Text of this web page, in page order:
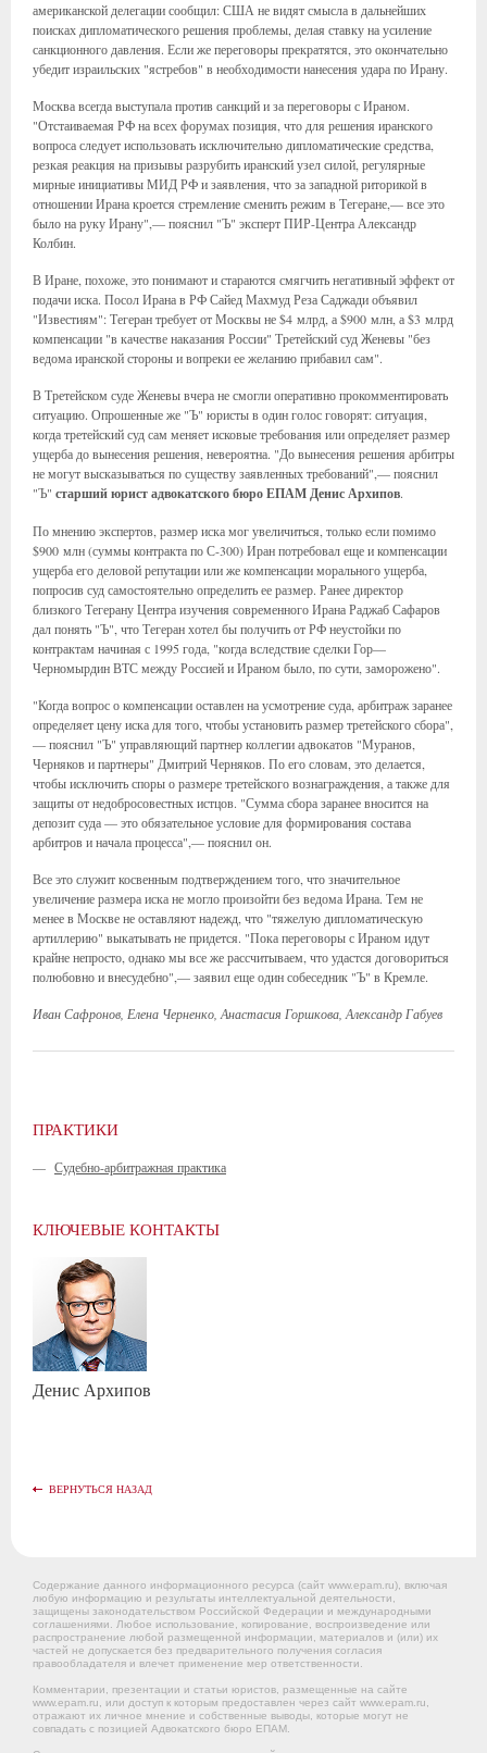
американской делегации сообщил: США не видят смысла в дальнейших
поисках дипломатического решения проблемы, делая ставку на усиление
санкционного давления. Если же переговоры прекратятся, это окончательно
убедит израильских "ястребов" в необходимости нанесения удара по Ирану.
Москва всегда выступала против санкций и за переговоры с Ираном.
"Отстаиваемая РФ на всех форумах позиция, что для решения иранского
вопроса следует использовать исключительно дипломатические средства,
резкая реакция на призывы разрубить иранский узел силой, регулярные
мирные инициативы МИД РФ и заявления, что за западной риторикой в
отношении Ирана кроется стремление сменить режим в Тегеране,— все это
было на руку Ирану",— пояснил "Ъ" эксперт ПИР-Центра Александр
Колбин.
В Иране, похоже, это понимают и стараются смягчить негативный эффект от
подачи иска. Посол Ирана в РФ Сайед Махмуд Реза Саджади объявил
"Известиям": Тегеран требует от Москвы не $4 млрд, а $900 млн, а $3 млрд
компенсации "в качестве наказания России" Третейский суд Женевы "без
ведома иранской стороны и вопреки ее желанию прибавил сам".
В Третейском суде Женевы вчера не смогли оперативно прокомментировать
ситуацию. Опрошенные же "Ъ" юристы в один голос говорят: ситуация,
когда третейский суд сам меняет исковые требования или определяет размер
ущерба до вынесения решения, невероятна. "До вынесения решения арбитры
не могут высказываться по существу заявленных требований",— пояснил
"Ъ" старший юрист адвокатского бюро ЕПАМ Денис Архипов.
По мнению экспертов, размер иска мог увеличиться, только если помимо
$900 млн (суммы контракта по С-300) Иран потребовал еще и компенсации
ущерба его деловой репутации или же компенсации морального ущерба,
попросив суд самостоятельно определить ее размер. Ранее директор
близкого Тегерану Центра изучения современного Ирана Раджаб Сафаров
дал понять "Ъ", что Тегеран хотел бы получить от РФ неустойки по
контрактам начиная с 1995 года, "когда вследствие сделки Гор—
Черномырдин ВТС между Россией и Ираном было, по сути, заморожено".
"Когда вопрос о компенсации оставлен на усмотрение суда, арбитраж заранее
определяет цену иска для того, чтобы установить размер третейского сбора",
— пояснил "Ъ" управляющий партнер коллегии адвокатов "Муранов,
Черняков и партнеры" Дмитрий Черняков. По его словам, это делается,
чтобы исключить споры о размере третейского вознаграждения, а также для
защиты от недобросовестных истцов. "Сумма сбора заранее вносится на
депозит суда — это обязательное условие для формирования состава
арбитров и начала процесса",— пояснил он.
Все это служит косвенным подтверждением того, что значительное
увеличение размера иска не могло произойти без ведома Ирана. Тем не
менее в Москве не оставляют надежд, что "тяжелую дипломатическую
артиллерию" выкатывать не придется. "Пока переговоры с Ираном идут
крайне непросто, однако мы все же рассчитываем, что удастся договориться
полюбовно и внесудебно",— заявил еще один собеседник "Ъ" в Кремле.
Иван Сафронов, Елена Черненко, Анастасия Горшкова, Александр Габуев
ПРАКТИКИ
— Судебно-арбитражная практика
КЛЮЧЕВЫЕ КОНТАКТЫ
Денис Архипов
ВЕРНУТЬСЯ НАЗАД
Содержание данного информационного ресурса (сайт www.epam.ru), включая
любую информацию и результаты интеллектуальной деятельности,
защищены законодательством Российской Федерации и международными
соглашениями. Любое использование, копирование, воспроизведение или
распространение любой размещенной информации, материалов и (или) их
частей не допускается без предварительного получения согласия
правообладателя и влечет применение мер ответственности.
Комментарии, презентации и статьи юристов, размещенные на сайте
www.epam.ru, или доступ к которым предоставлен через сайт www.epam.ru,
отражают их личное мнение и собственные выводы, которые могут не
совпадать с позицией Адвокатского бюро ЕПАМ.